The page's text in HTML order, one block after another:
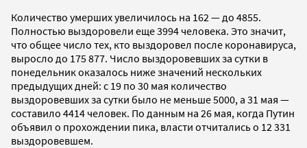
Количество умерших увеличилось на 162 — до 4855.
Полностью выздоровели еще 3994 человека. Это значит,
что общее число тех, кто выздоровел после коронавируса,
выросло до 175 877. Число выздоровевших за сутки в
понедельник оказалось ниже значений нескольких
предыдущих дней: с 19 по 30 мая количество
выздоровевших за сутки было не меньше 5000, а 31 мая —
составило 4414 человек. По данным на 26 мая, когда Путин
объявил о прохождении пика, власти отчитались о 12 331
выздоровевшем.